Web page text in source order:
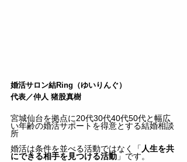
婚活サロン結Ring（ゆいりんぐ）
代表／仲人 猪股真樹
宮城仙台を拠点に20代30代40代50代と幅広
い年齢の婚活サポートを得意とする結婚相談
所
婚活は条件を並べる活動ではなく「 人生を共
にできる相手を見つける活動 」です。